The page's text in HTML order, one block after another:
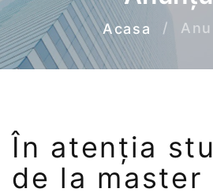
Acasa
În atenția
de la master